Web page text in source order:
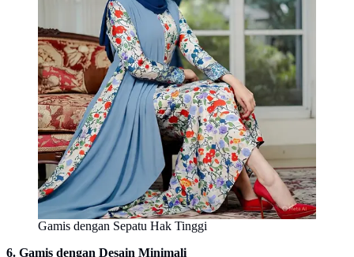
Gamis dengan Sepatu Hak Tinggi
6. Gamis dengan Desain Minimali